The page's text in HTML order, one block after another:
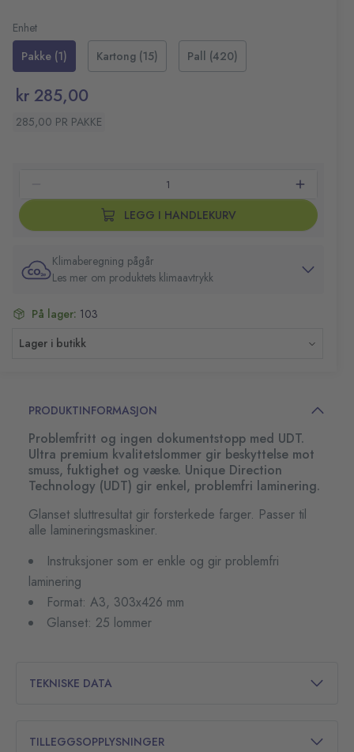
Format: A3, 303x426 mm
Glanset: 25 lommer
Enhet
Pakke (1)
Kartong (15) Pall (420)
kr 285,00
285,00 PR PAKKE
LEGG I HANDLEKURV
Klimaberegning pågår
Les mer om produktets klimaavtrykk
På lager: 103
Lager i butikk
PRODUKTINFORMASJON
Problemfritt og ingen dokumentstopp med UDT.
Ultra premium kvalitetslommer gir beskyttelse mot
smuss, fuktighet og væske. Unique Direction
Technology (UDT) gir enkel, problemfri laminering.
Glanset sluttresultat gir forsterkede farger. Passer til
alle lamineringsmaskiner.
Instruksjoner som er enkle og gir problemfri
laminering
Format: A3, 303x426 mm
Glanset: 25 lommer
TEKNISKE DATA
TILLEGGSOPPLYSNINGER